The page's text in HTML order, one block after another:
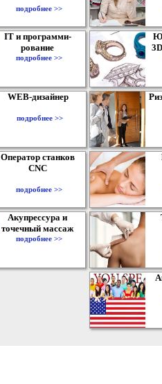
подробнее >>
IT и программи-
рование
подробнее >>
WEB-дизайнер
подробнее >>
Оператор станков
CNC
подробнее >>
Акупрессура и
точечный массаж
подробнее >>